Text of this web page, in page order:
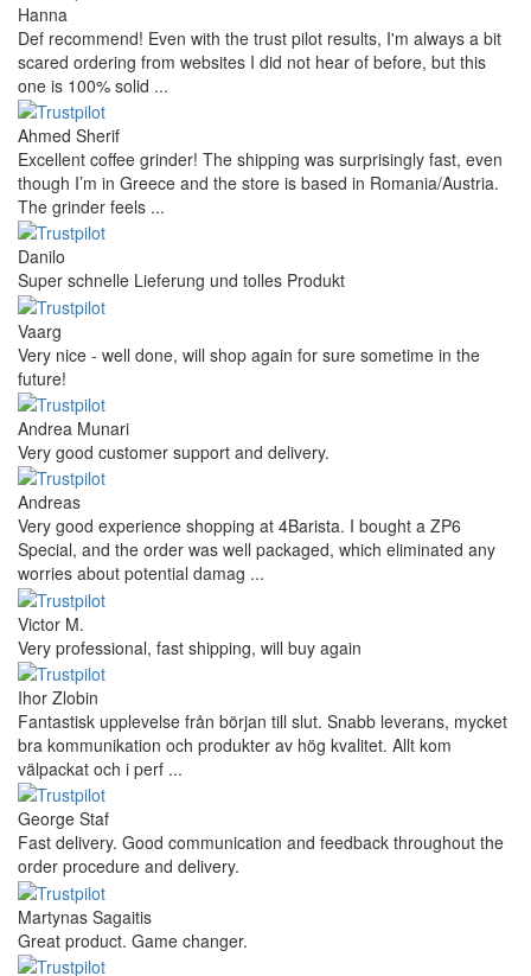
Hanna
Def recommend! Even with the trust pilot results, I'm always a bit
scared ordering from websites I did not hear of before, but this
one is 100% solid ...
Ahmed Sherif
Excellent coffee grinder! The shipping was surprisingly fast, even
though I’m in Greece and the store is based in Romania/Austria.
The grinder feels ...
Danilo
Super schnelle Lieferung und tolles Produkt
Vaarg
Very nice - well done, will shop again for sure sometime in the
future!
Andrea Munari
Very good customer support and delivery.
Andreas
Very good experience shopping at 4Barista. I bought a ZP6
Special, and the order was well packaged, which eliminated any
worries about potential damag ...
Victor M.
Very professional, fast shipping, will buy again
Ihor Zlobin
Fantastisk upplevelse från början till slut. Snabb leverans, mycket
bra kommunikation och produkter av hög kvalitet. Allt kom
välpackat och i perf ...
George Staf
Fast delivery. Good communication and feedback throughout the
order procedure and delivery.
Martynas Sagaitis
Great product. Game changer.